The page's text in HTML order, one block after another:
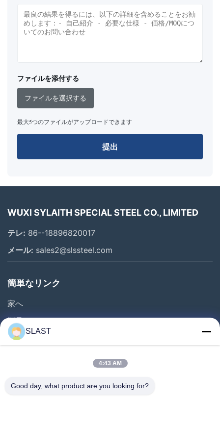
ファイルを添付する
ファイルを選択する
最大5つのファイルがアップロードできます
提出
WUXI SYLAITH SPECIAL STEEL CO., LIMITED
テレ: 86--18896820017
メール: sales2@slssteel.com
簡単なリンク
家へ
製品
ビデオ
品質管理
SLAST
4:43 AM
Good day, what product are you looking for?